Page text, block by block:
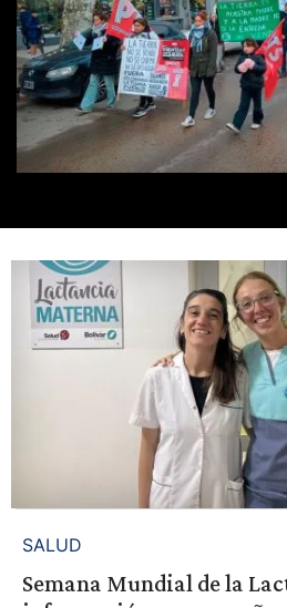
SALUD
Semana Mundial de la